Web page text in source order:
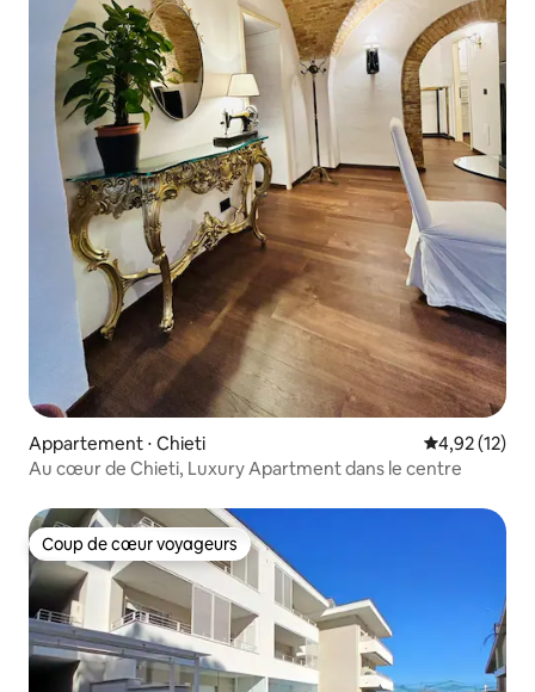
Appartement ⋅ Chieti Évaluation
4,92 (12)
Au cœur de Chieti, Luxury Apartment dans le centre
Coup de cœur voyageurs
Coup de cœur voyageurs